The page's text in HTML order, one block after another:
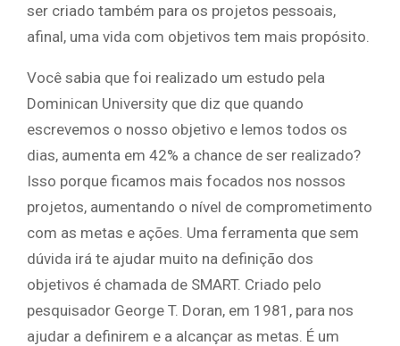
ser criado também para os projetos pessoais,
afinal, uma vida com objetivos tem mais propósito.
Você sabia que foi realizado um estudo pela
Dominican University que diz que quando
escrevemos o nosso objetivo e lemos todos os
dias, aumenta em 42% a chance de ser realizado?
Isso porque ficamos mais focados nos nossos
projetos, aumentando o nível de comprometimento
com as metas e ações. Uma ferramenta que sem
dúvida irá te ajudar muito na definição dos
objetivos é chamada de SMART. Criado pelo
pesquisador George T. Doran, em 1981, para nos
ajudar a definirem e a alcançar as metas. É um